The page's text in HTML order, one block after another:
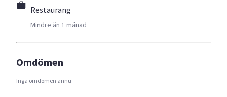
Restaurang
Mindre än 1 månad
Omdömen
Inga omdömen ännu